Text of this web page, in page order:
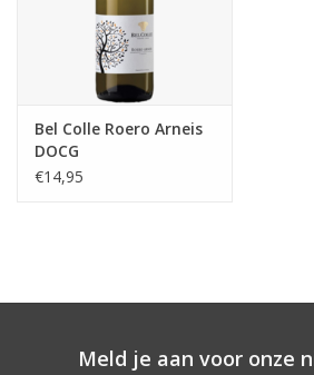
Bel Colle Roero Arneis
DOCG
€14,95
Meld je aan voor onze